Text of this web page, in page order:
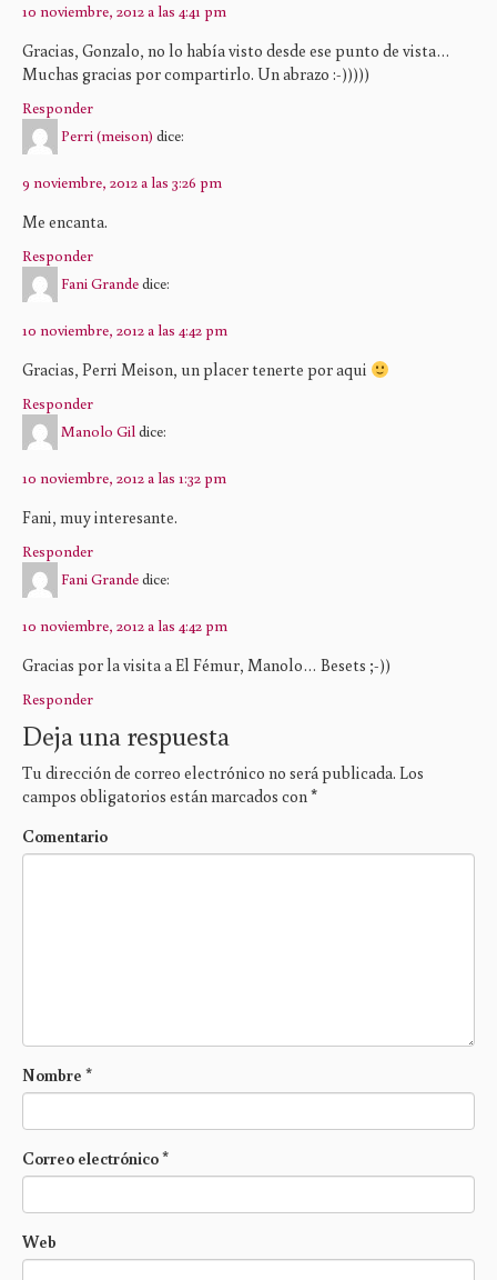
10 noviembre, 2012 a las 4:41 pm
Gracias, Gonzalo, no lo había visto desde ese punto de vista…
Muchas gracias por compartirlo. Un abrazo :-)))))
Responder
Perri (meison) dice:
9 noviembre, 2012 a las 3:26 pm
Me encanta.
Responder
Fani Grandedice:
10 noviembre, 2012 a las 4:42 pm
Gracias, Perri Meison, un placer tenerte por aqui
Responder
Manolo Gildice:
10 noviembre, 2012 a las 1:32 pm
Fani, muy interesante.
Responder
Fani Grandedice:
10 noviembre, 2012 a las 4:42 pm
Gracias por la visita a El Fémur, Manolo… Besets ;-))
Responder
Deja una respuesta
Tu dirección de correo electrónico no será publicada. Los
campos obligatorios están marcados con*
Comentario
Nombre *
Correo electrónico*
Web